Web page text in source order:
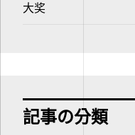
大奖
記事の分類